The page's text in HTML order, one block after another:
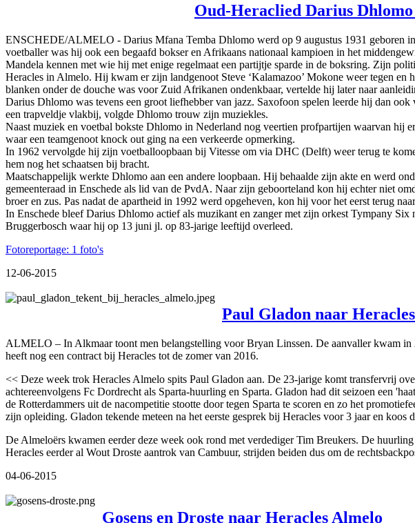
Oud-Heraclied Darius
ENSCHEDE/ALMELO - Darius Mfana Temba Dhlomo werd op 9 augustus 1931 geboren
voetballer was hij ook een begaafd bokser en Afrikaans nationaal kampioen in het
Mandela kennen met wie hij met enige regelmaat een partijtje sparde in de boksring. Zijn
Heracles in Almelo. Hij kwam er zijn landgenoot Steve ‘Kalamazoo’ Mokone weer tegen
blanken onder de douche was voor Zuid Afrikanen ondenkbaar, vertelde hij later naar
Darius Dhlomo was tevens een groot liefhebber van jazz. Saxofoon spelen leerde hij dan
een trapveldje vlakbij, volgde Dhlomo trouw zijn muziekles.
Naast muziek en voetbal bokste Dhlomo in Nederland nog veertien profpartijen waarvan
waar een teamgenoot knock out ging na een verkeerde opmerking.
In 1962 vervolgde hij zijn voetballoopbaan bij Vitesse om via DHC (Delft) weer terug te
hem nog het schaatsen bij bracht.
Maatschappelijk werkte Dhlomo aan een andere loopbaan. Hij behaalde zijn akte en werd
gemeenteraad in Enschede als lid van de PvdA. Naar zijn geboorteland kon hij echter niet
broer en zus. Pas nadat de apartheid in 1992 werd opgeheven, kon hij voor het eerst terug
In Enschede bleef Darius Dhlomo actief als muzikant en zanger met zijn orkest Tympany
Bruggerbosch waar hij op 13 juni jl. op 83-jarige leeftijd overleed.
Fotoreportage: 1 foto's
12-06-2015
Paul Gladon naar
ALMELO – In Alkmaar toont men belangstelling voor Bryan Linssen. De aanvaller kwam
heeft nog een contract bij Heracles tot de zomer van 2016.
<< Deze week trok Heracles Almelo spits Paul Gladon aan. De 23-jarige komt transfervrij
achtereenvolgens Fc Dordrecht als Sparta-huurling en Sparta. Gladon had dit seizoen een
de Rotterdammers uit de nacompetitie stootte door tegen Sparta te scoren en zo het
zijn opleiding. Gladon tekende meteen na het eerste gesprek bij Heracles voor 3 jaar en
De Almeloërs kwamen eerder deze week ook rond met verdediger Tim Breukers. De
Heracles eerder al Wout Droste aantrok van Cambuur, strijden beiden dus om de
04-06-2015
Gosens en Droste naar Heracles Almelo